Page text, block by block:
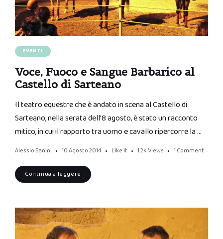
EVENTI
Voce, Fuoco e Sangue Barbarico al
Castello di Sarteano
Il teatro equestre che è andato in scena al Castello di
Sarteano, nella serata dell’8 agosto, è stato un racconto
mitico, in cui il rapporto tra uomo e cavallo ripercorre la …
Alessio Banini 10 Agosto 2014 Like it 1.2K Views 1 Comment
Continua a leggere